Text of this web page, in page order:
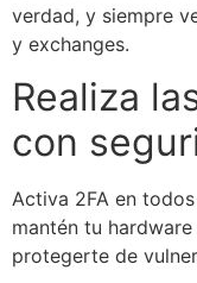
verdad, y siempre
y exchanges.
Realiza
con
Activa 2FA en
mantén tu
protegerte de